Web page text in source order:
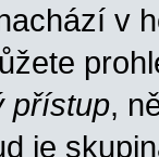
v
přístup,
je